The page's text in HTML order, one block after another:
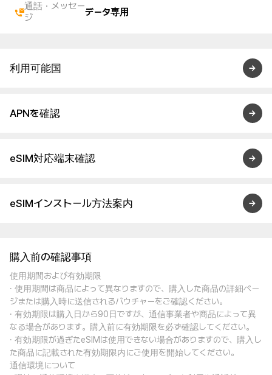
通話・メッセー
ジ
データ専用
利用可能国
APNを確認
eSIM対応端末確認
eSIMインストール方法案内
購入前の確認事項
使用期間および有効期限
· 使用期間は商品によって異なりますので、購入した商品の詳細ペー
ジまたは購入時に送信されるバウチャーをご確認ください。
· 有効期限は購入日から90日ですが、通信事業者や商品によって異
なる場合があります。購入前に有効期限を必ず確認してください。
· 有効期限が過ぎたeSIMは使用できない場合がありますので、購入し
た商品に記載された有効期限内にご使用を開始してください。
通信環境について